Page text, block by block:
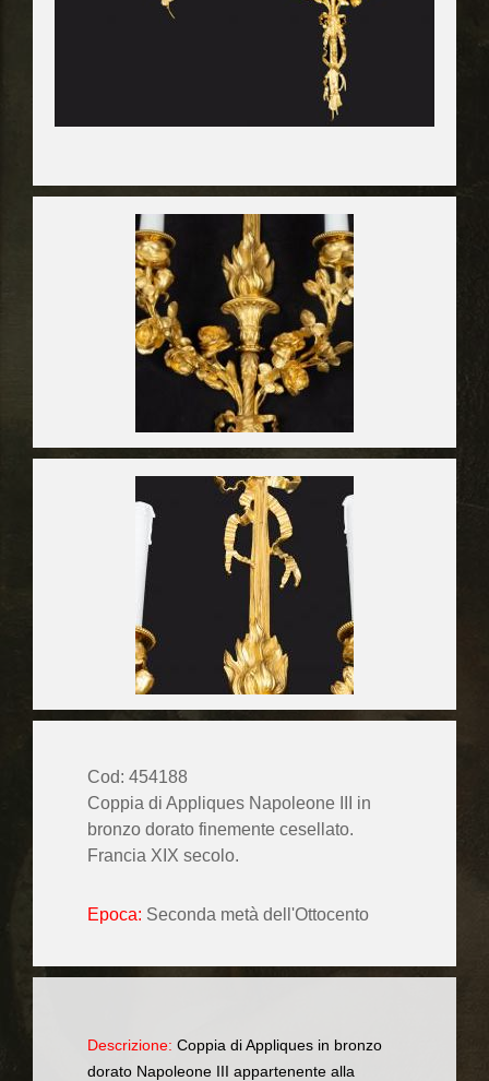
Cod: 454188
Coppia di Appliques Napoleone III in
bronzo dorato finemente cesellato.
Francia XIX secolo.
Epoca: Seconda metà dell'Ottocento
Descrizione: Coppia di Appliques in bronzo
dorato Napoleone III appartenente alla